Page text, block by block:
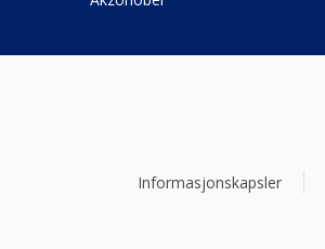
Informasjonskapsler